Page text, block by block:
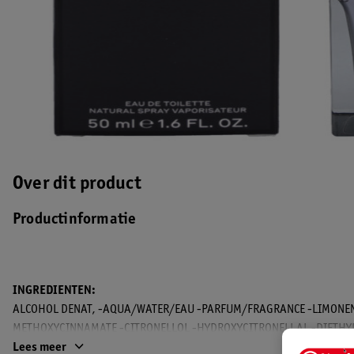
Over dit product
Productinformatie
INGREDIENTEN:
ALCOHOL DENAT, -AQUA/WATER/EAU -PARFUM/FRAGRANCE -
METHOXYCINNAMATE -CITRONELLOL -HYDROXYCITRONELLAL -
-ALPHA-ISOMETHYL IONONE -BHT -COUMARIN -CITRAL -GERANIOL -
Lees meer